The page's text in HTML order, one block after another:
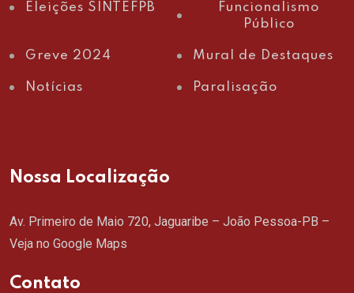
Eleições SINTEFPB
Funcionalismo
Público
Greve 2024 Mural de Destaques
Notícias Paralisação
Nossa Localização
Av. Primeiro de Maio 720, Jaguaribe – João Pessoa-PB –
Veja no Google Maps
Contato